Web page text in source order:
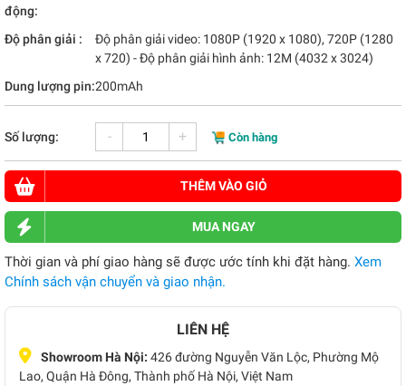
động:
Độ phân giải :
Độ phân giải video: 1080P (1920 x 1080), 720P (1280
x 720) - Độ phân giải hình ảnh: 12M (4032 x 3024)
Dung lượng pin:200mAh
Số lượng: - + Còn hàng
THÊM VÀO GIỎ
MUA NGAY
Thời gian và phí giao hàng sẽ được ước tính khi đặt hàng. Xem
Chính sách vận chuyển và giao nhận.
LIÊN HỆ
Showroom Hà Nội: 426 đường Nguyễn Văn Lộc, Phường Mộ
Lao, Quận Hà Đông, Thành phố Hà Nội, Việt Nam